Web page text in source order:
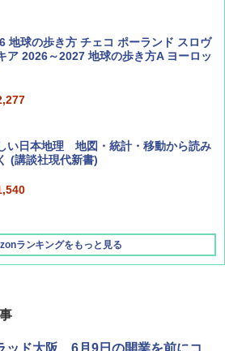
No.89 特集 星野道夫 夢見る旅
（エアライン）2026年9月号【特
ボーイング110周年を祝して！
地球の歩き方 チェコ ポーランド スロヴ
ア 2026～2027 地球の歩き方A ヨーロッ
い日本地理 地図・統計・移動から読み
(講談社現代新書)
ランキングをもっと見る
ンパーズコレクション 山善] ポップアッ
ント 傘みたいに広げて畳める パッとサ
サンシェード キューブ フルクローズ メ
バンドック)ソロ ドーム 1 EX BDK
カーキ ソロキャンプ ポリエステル フ
ム テント